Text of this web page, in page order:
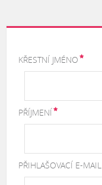
KŘESTNÍ JMÉNO
PŘÍJMENÍ
PŘIHLAŠOVACÍ E-MAIL